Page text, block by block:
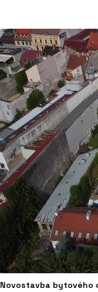
Novostavba bytového